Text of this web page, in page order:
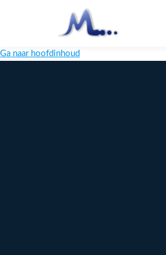
Ga naar hoofdinhoud